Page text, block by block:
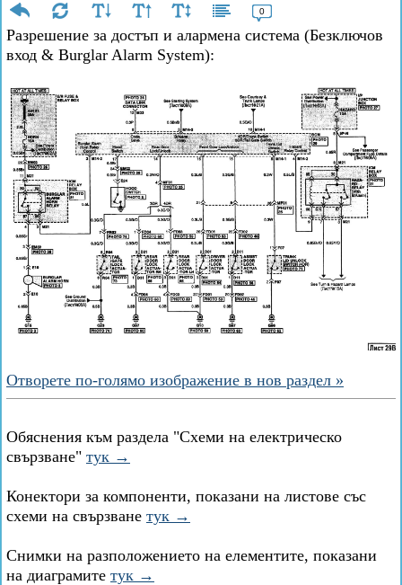
0
Разрешение за достъп и алармена система (Безключов
вход & Burglar Alarm System):
Отворете по-голямо изображение в нов раздел »
Обяснения към раздела "Схеми на електрическо
свързване" тук →
Конектори за компоненти, показани на листове със
схеми на свързване тук →
Снимки на разположението на елементите, показани
на диаграмите тук →